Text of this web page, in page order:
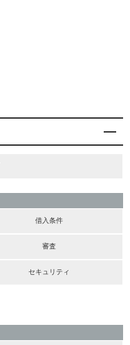
借入条件
審査
セキュリティ